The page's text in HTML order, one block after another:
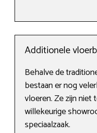
Additionele
Behalve de
bestaan er nog
vloeren. Ze zijn niet
willekeurige
speciaalzaak.